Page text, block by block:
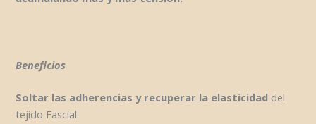
Beneficios
Soltar las adherencias y recuperar la elasticidad del
tejido Fascial.